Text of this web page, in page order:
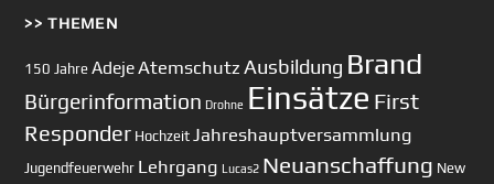
>> THEMEN
150 Jahre AdejeAtemschutz Ausbildung Brand
Bürgerinformation Drohne Einsätze First
Responder Hochzeit Jahreshauptversammlung
Jugendfeuerwehr Lehrgang Lucas2 Neuanschaffung New